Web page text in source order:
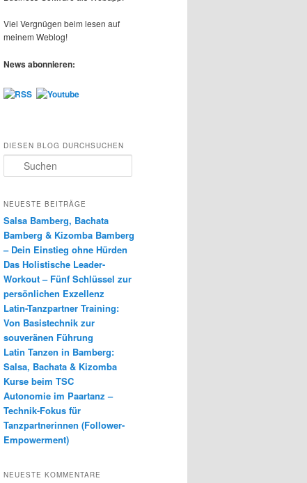
Viel Vergnügen beim lesen auf
meinem Weblog!
News abonnieren:
DIESEN BLOG DURCHSUCHEN
u
h
n
NEUESTE BEITRÄGE
Salsa Bamberg, Bachata
Bamberg & Kizomba Bamberg
– Dein Einstieg ohne Hürden
Das Holistische Leader-
Workout – Fünf Schlüssel zur
persönlichen Exzellenz
Latin-Tanzpartner Training:
Von Basistechnik zur
souveränen Führung
Latin Tanzen in Bamberg:
Salsa, Bachata & Kizomba
Kurse beim TSC
Autonomie im Paartanz –
Technik-Fokus für
Tanzpartnerinnen (Follower-
Empowerment)
NEUESTE KOMMENTARE